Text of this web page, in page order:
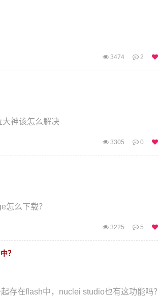
3474 2
神该怎么解决
3305 0
怎么下载？
3225 5
？
存在flash中，nuclei studio也有这功能吗？